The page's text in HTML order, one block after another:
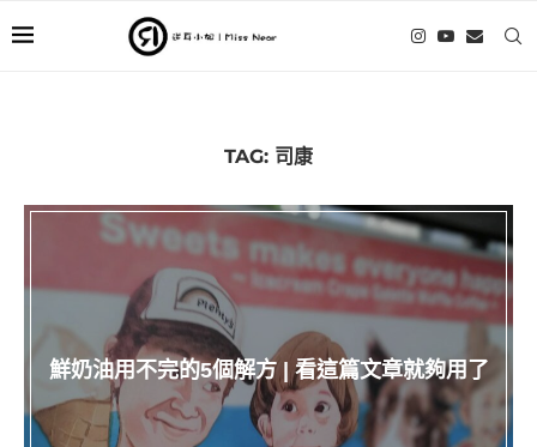
TAG: 司康
鮮奶油用不完的5個解方 | 看這篇文章就夠用了